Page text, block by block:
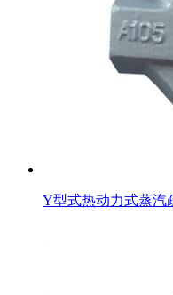
Y型式热动力式蒸汽